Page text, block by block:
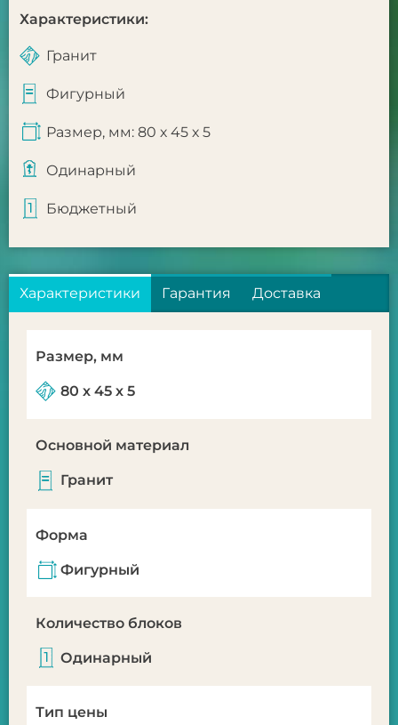
Характеристики:
Гранит
Фигурный
Размер, мм: 80 х 45 х 5
Одинарный
Бюджетный
Характеристики Гарантия Доставка
Размер, мм
80 х 45 х 5
Основной материал
Гранит
Форма
Фигурный
Количество блоков
Одинарный
Тип цены